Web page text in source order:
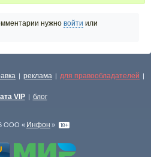
нужно войти или
| реклама | для правообладателей |
VIP | блог
ООО « Инфон »